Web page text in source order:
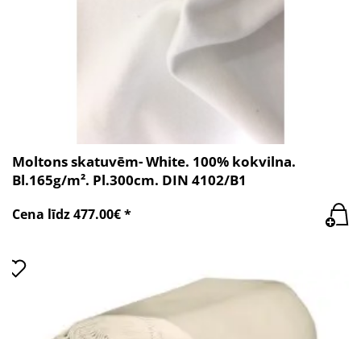
Moltons skatuvēm- White. 100% kokvilna.
Bl.165g/m². Pl.300cm. DIN 4102/B1
Cena līdz 477.00€ *